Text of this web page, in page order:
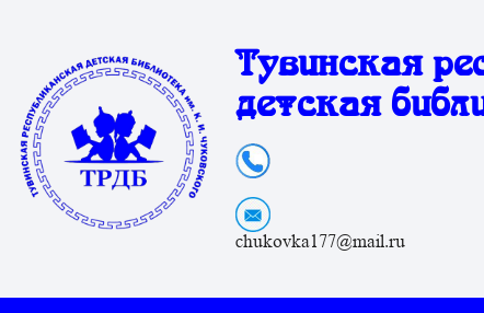
Тувинская
детская
chukovka177@mail.ru